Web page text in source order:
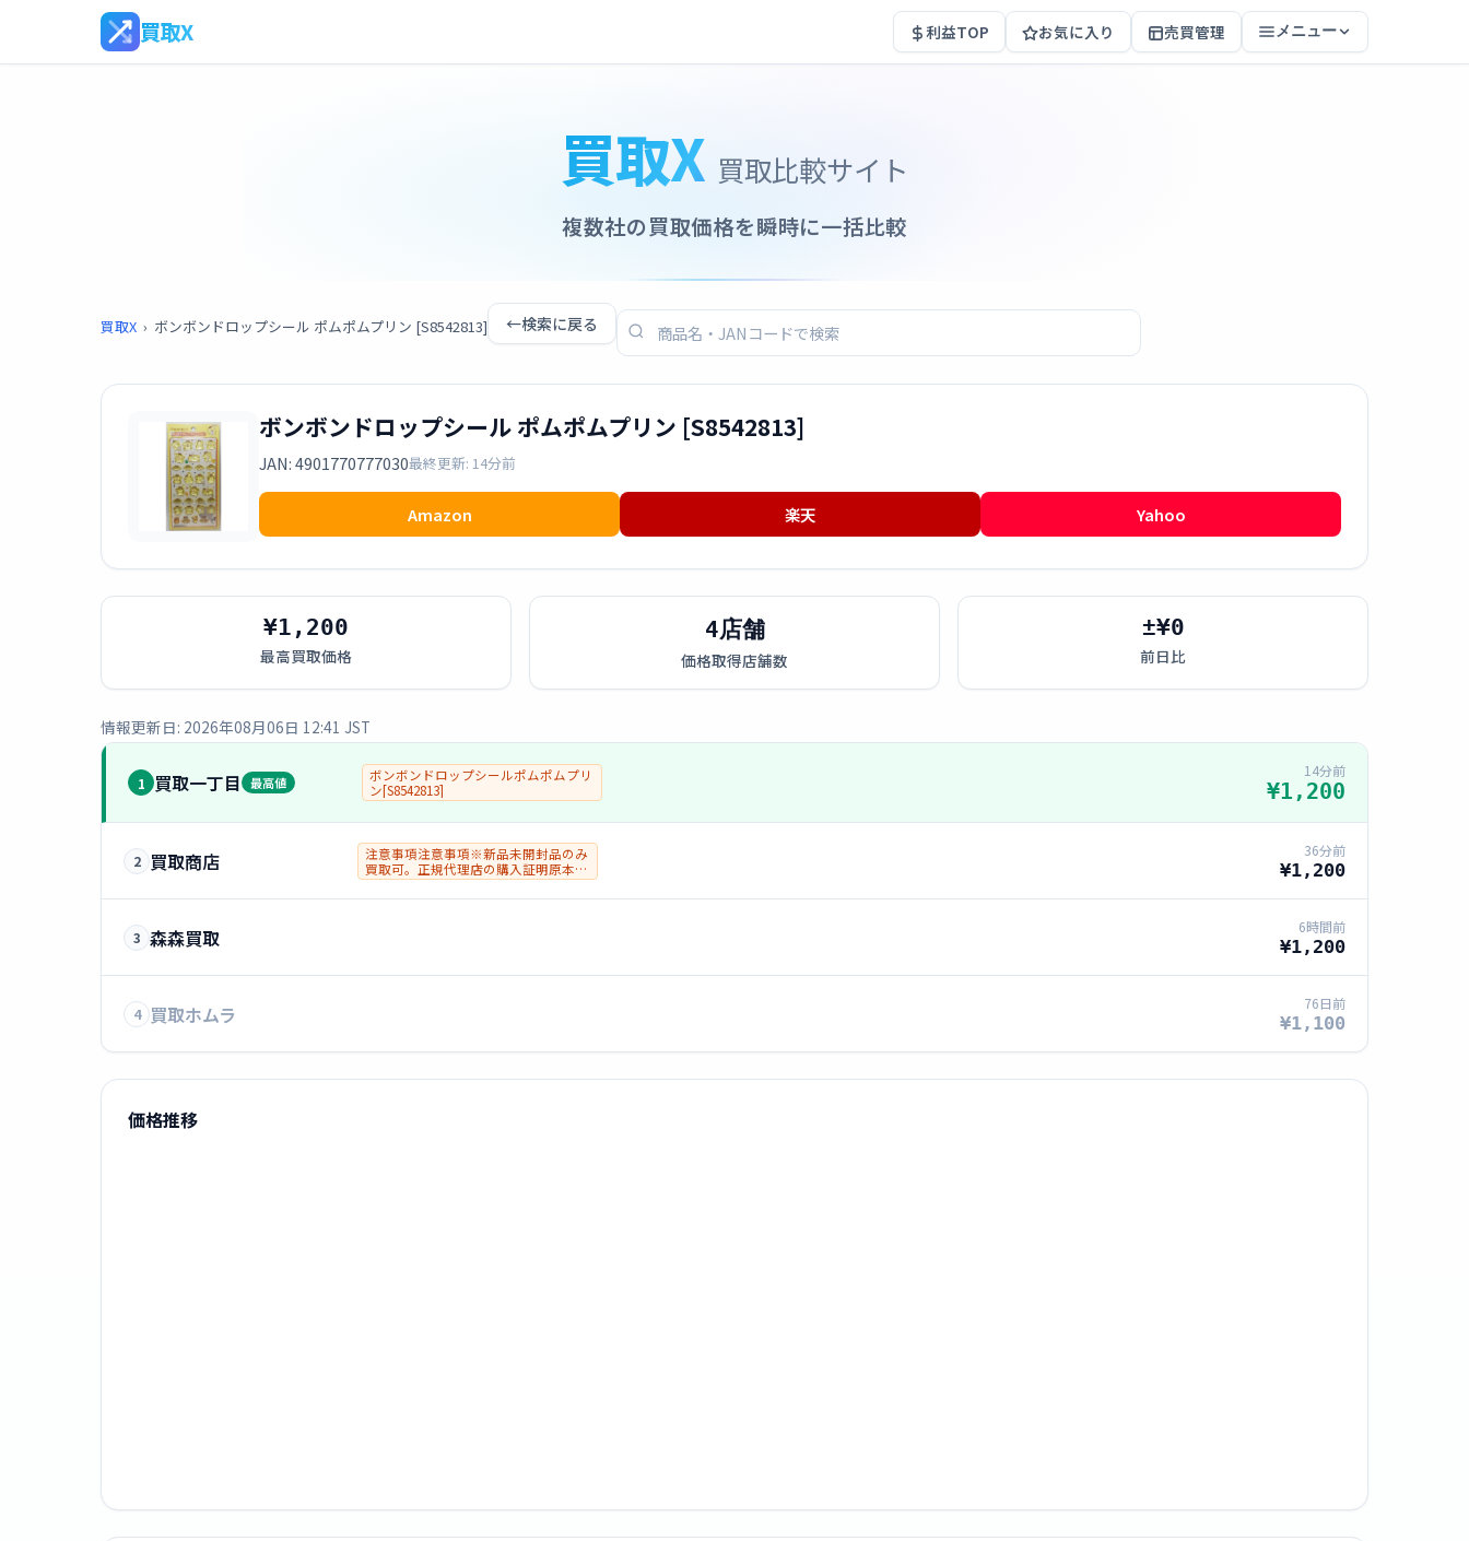
買取X 利益TOP お気に入り 売買管理 メニュー
買取X 買取比較サイト
複数社の買取価格を瞬時に一括比較
買取X › ボンボンドロップシール ポムポムプリン [S8542813] ←検索に戻る
ボンボンドロップシール ポムポムプリン [S8542813]
JAN: 4901770777030最終更新: 14分前
Amazon 楽天 Yahoo
¥1,200
最高買取価格
4店舗
価格取得店舗数
±¥0
前日比
情報更新日: 2026年08月06日 12:41 JST
1 買取一丁目 最高値
ボンボンドロップシールポムポムプリ
ン[S8542813]
14分前
¥1,200
2 買取商店
注意事項注意事項※新品未開封品のみ
買取可。正規代理店の購入証明原本
(納品書、レシート等)の提出が必要と
なります。
36分前
¥1,200
3 森森買取 6時間前
¥1,200
4 買取ホムラ 76日前
¥1,100
価格推移